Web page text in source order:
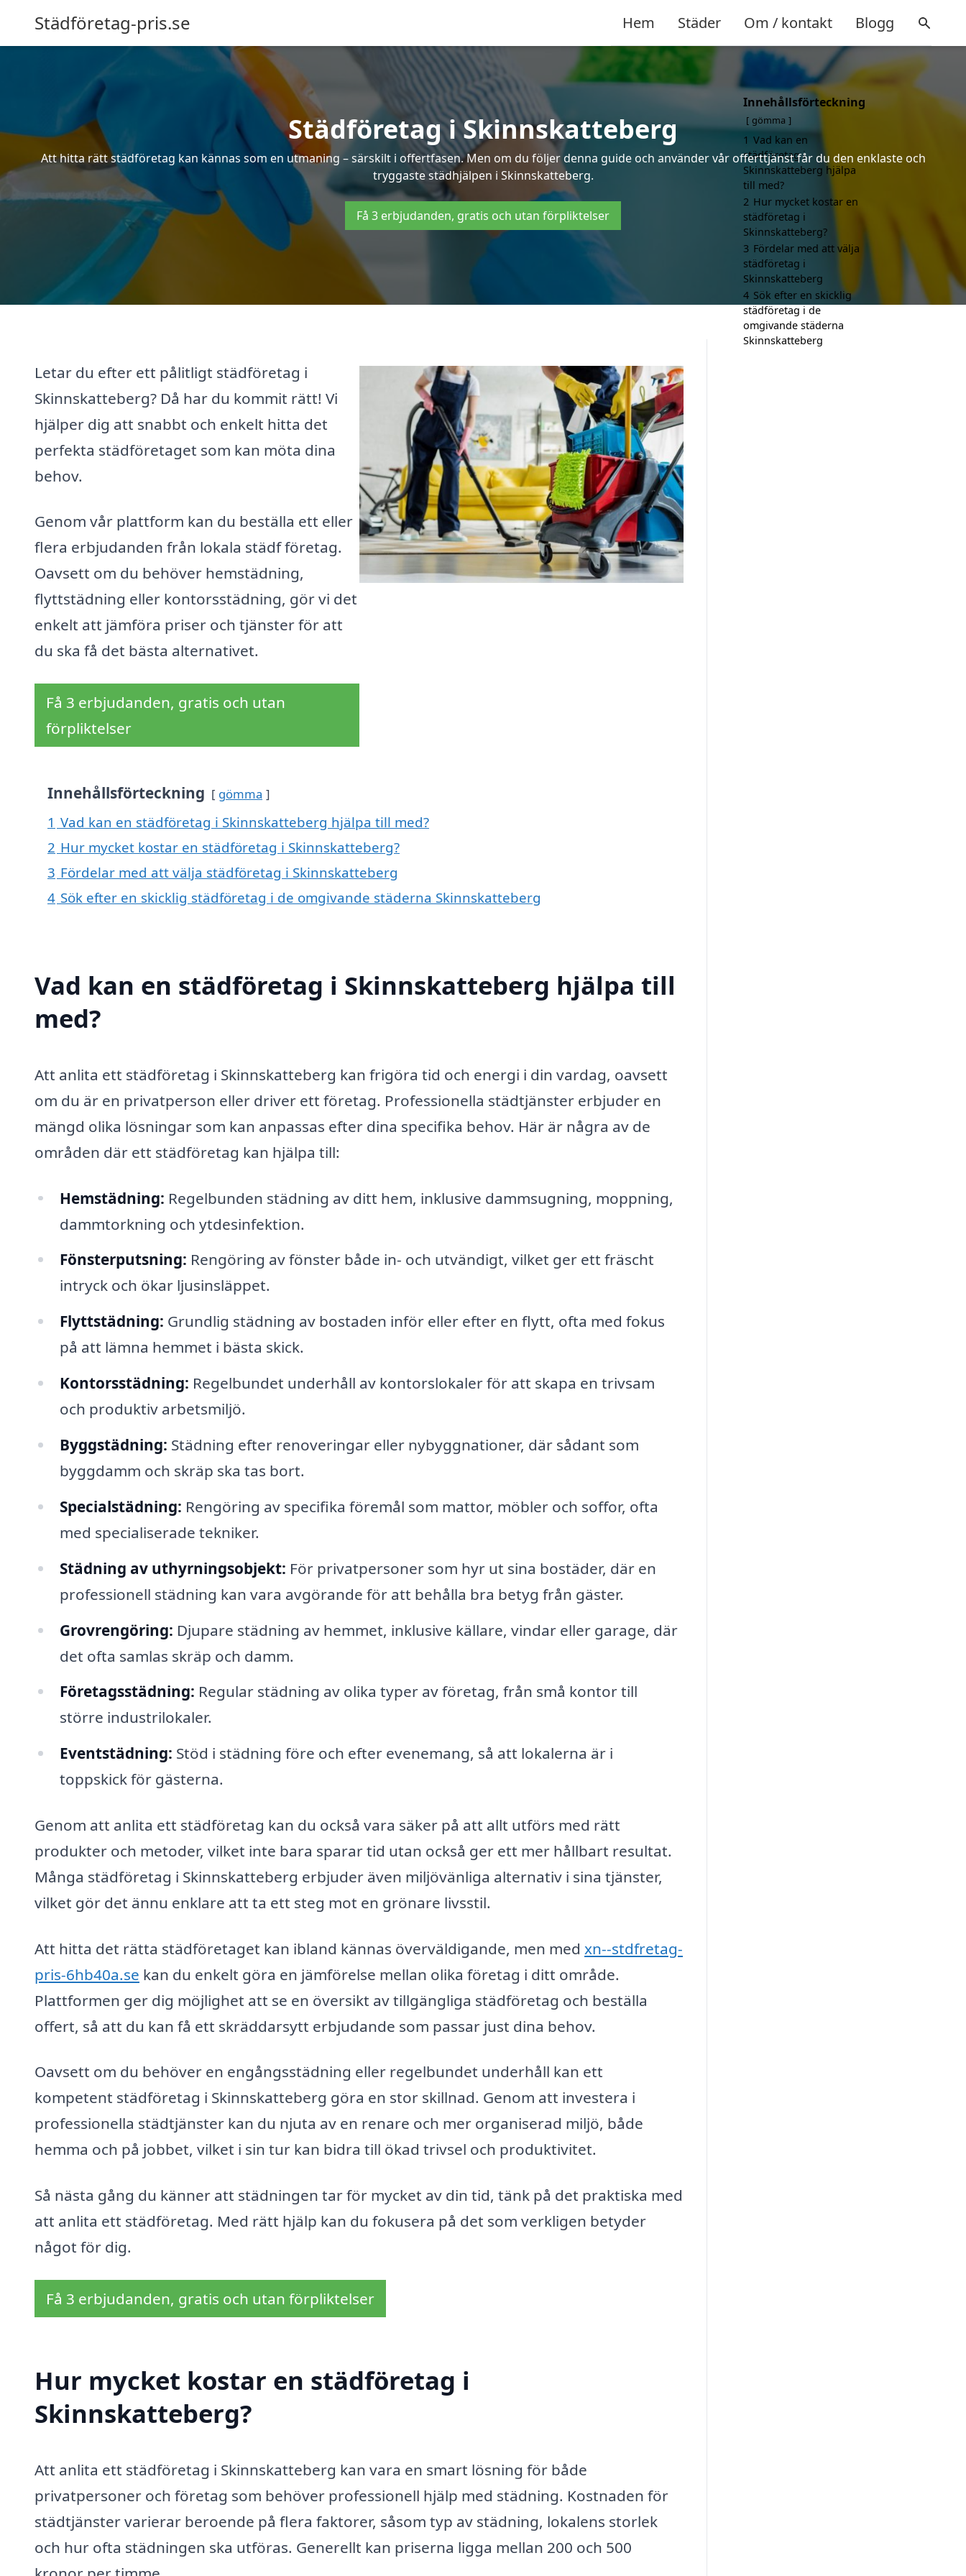
Städföretag-pris.se Hem Städer Om / kontakt Blogg
Städföretag i Skinnskatteberg
Att hitta rätt städföretag kan kännas som en utmaning – särskilt i offertfasen. Men om du följer denna guide och använder vår offerttjänst får du den enklaste och
tryggaste städhjälpen i Skinnskatteberg.
Få 3 erbjudanden, gratis och utan förpliktelser
Letar du efter ett pålitligt städföretag i
Skinnskatteberg? Då har du kommit rätt! Vi
hjälper dig att snabbt och enkelt hitta det
perfekta städföretaget som kan möta dina
behov.
Genom vår plattform kan du beställa ett eller
flera erbjudanden från lokala städf företag.
Oavsett om du behöver hemstädning,
flyttstädning eller kontorsstädning, gör vi det
enkelt att jämföra priser och tjänster för att
du ska få det bästa alternativet.
Få 3 erbjudanden, gratis och utan
förpliktelser
Innehållsförteckning gömma
1 Vad kan en städföretag i Skinnskatteberg hjälpa till med?
2 Hur mycket kostar en städföretag i Skinnskatteberg?
3 Fördelar med att välja städföretag i Skinnskatteberg
4 Sök efter en skicklig städföretag i de omgivande städerna Skinnskatteberg
Vad kan en städföretag i Skinnskatteberg hjälpa till
med?
Att anlita ett städföretag i Skinnskatteberg kan frigöra tid och energi i din vardag, oavsett
om du är en privatperson eller driver ett företag. Professionella städtjänster erbjuder en
mängd olika lösningar som kan anpassas efter dina specifika behov. Här är några av de
områden där ett städföretag kan hjälpa till:
Hemstädning: Regelbunden städning av ditt hem, inklusive dammsugning, moppning,
dammtorkning och ytdesinfektion.
Fönsterputsning: Rengöring av fönster både in- och utvändigt, vilket ger ett fräscht
intryck och ökar ljusinsläppet.
Flyttstädning: Grundlig städning av bostaden inför eller efter en flytt, ofta med fokus
på att lämna hemmet i bästa skick.
Kontorsstädning: Regelbundet underhåll av kontorslokaler för att skapa en trivsam
och produktiv arbetsmiljö.
Byggstädning: Städning efter renoveringar eller nybyggnationer, där sådant som
byggdamm och skräp ska tas bort.
Specialstädning: Rengöring av specifika föremål som mattor, möbler och soffor, ofta
med specialiserade tekniker.
Städning av uthyrningsobjekt: För privatpersoner som hyr ut sina bostäder, där en
professionell städning kan vara avgörande för att behålla bra betyg från gäster.
Grovrengöring: Djupare städning av hemmet, inklusive källare, vindar eller garage, där
det ofta samlas skräp och damm.
Företagsstädning: Regular städning av olika typer av företag, från små kontor till
större industrilokaler.
Eventstädning: Stöd i städning före och efter evenemang, så att lokalerna är i
toppskick för gästerna.
Genom att anlita ett städföretag kan du också vara säker på att allt utförs med rätt
produkter och metoder, vilket inte bara sparar tid utan också ger ett mer hållbart resultat.
Många städföretag i Skinnskatteberg erbjuder även miljövänliga alternativ i sina tjänster,
vilket gör det ännu enklare att ta ett steg mot en grönare livsstil.
Att hitta det rätta städföretaget kan ibland kännas överväldigande, men med xn--stdfretag-
pris-6hb40a.se kan du enkelt göra en jämförelse mellan olika företag i ditt område.
Plattformen ger dig möjlighet att se en översikt av tillgängliga städföretag och beställa
offert, så att du kan få ett skräddarsytt erbjudande som passar just dina behov.
Oavsett om du behöver en engångsstädning eller regelbundet underhåll kan ett
kompetent städföretag i Skinnskatteberg göra en stor skillnad. Genom att investera i
professionella städtjänster kan du njuta av en renare och mer organiserad miljö, både
hemma och på jobbet, vilket i sin tur kan bidra till ökad trivsel och produktivitet.
Så nästa gång du känner att städningen tar för mycket av din tid, tänk på det praktiska med
att anlita ett städföretag. Med rätt hjälp kan du fokusera på det som verkligen betyder
något för dig.
Få 3 erbjudanden, gratis och utan förpliktelser
Hur mycket kostar en städföretag i
Skinnskatteberg?
Att anlita ett städföretag i Skinnskatteberg kan vara en smart lösning för både
privatpersoner och företag som behöver professionell hjälp med städning. Kostnaden för
städtjänster varierar beroende på flera faktorer, såsom typ av städning, lokalens storlek
och hur ofta städningen ska utföras. Generellt kan priserna ligga mellan 200 och 500
Innehållsförteckning
gömma
1 Vad kan en
städföretag i
Skinnskatteberg hjälpa
till med?
2 Hur mycket kostar en
städföretag i
Skinnskatteberg?
3 Fördelar med att välja
städföretag i
Skinnskatteberg
4 Sök efter en skicklig
städföretag i de
omgivande städerna
Skinnskatteberg